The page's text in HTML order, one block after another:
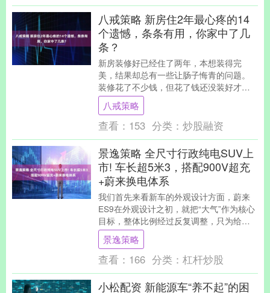
八戒策略 新房住2年最心疼的14
个遗憾，条条有用，你家中了几
条？
新房装修好已经住了两年，本想装得完
美，结果却总有一些让肠子悔青的问题。
装修花了不少钱，但花了钱还没装好才是
最心疼的，给大家列出14条我家装修的问
题，不要犯同样的....
八戒策略
查看： 153 分类： 炒股融资
景逸策略 全尺寸行政纯电SUV上
市! 车长超5米3，搭配900V超充
+蔚来换电体系
我们首先来看新车的外观设计方面，蔚来
ES9在外观设计之初，就把“大气”作为核心
目标，整体比例经过反复调整，只为给用
户第一眼的气场冲击。车头部分最直观的
感受就是高....
景逸策略
查看： 166 分类： 杠杆炒股
小松配资 新能源车“养不起”的困